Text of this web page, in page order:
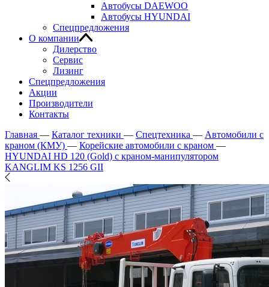
Автобусы DAEWOO
Автобусы HYUNDAI
Спецпредложения
О компании
Дилерство
Сервис
Лизинг
Спецпредложения
Акции
Производители
Контакты
Главная — Каталог техники — Спецтехника — Автомобили с
краном (КМУ) — Корейские автомобили с краном —
HYUNDAI HD 120 (Gold) c краном-манипулятором
KANGLIM KS 1256 GII